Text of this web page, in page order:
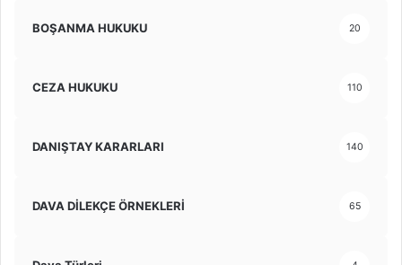
BOŞANMA HUKUKU 20
CEZA HUKUKU 110
DANIŞTAY KARARLARI 140
DAVA DİLEKÇE ÖRNEKLERİ 65